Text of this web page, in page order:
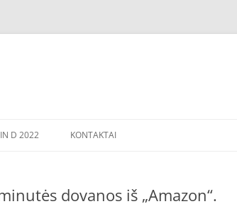
D 2022 KONTAKTAI
dovanos iš „Amazon“.